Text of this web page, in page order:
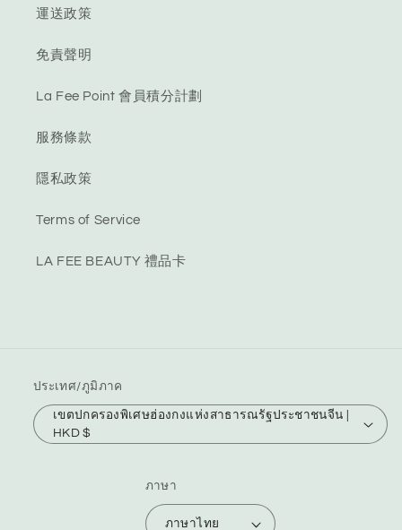
運送政策
免責聲明
La Fee Point 會員積分計劃
服務條款
隱私政策
Terms of Service
LA FEE BEAUTY 禮品卡
ประเทศ/ภูมิภาค
เขตปกครองพิเศษฮ่องกงแห่งสาธารณรัฐประชาชนจีน |
HKD $
ภาษา
ภาษาไทย